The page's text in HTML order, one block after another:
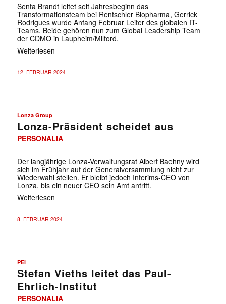
Senta Brandt leitet seit Jahresbeginn das
Transformationsteam bei Rentschler Biopharma, Gerrick
Rodrigues wurde Anfang Februar Leiter des globalen IT-
Teams. Beide gehören nun zum Global Leadership Team
der CDMO in Laupheim/Milford.
Weiterlesen
12. FEBRUAR 2024
Lonza Group
Lonza-Präsident scheidet aus
PERSONALIA
Der langjährige Lonza-Verwaltungsrat Albert Baehny wird
sich im Frühjahr auf der Generalversammlung nicht zur
Wiederwahl stellen. Er bleibt jedoch Interims-CEO von
Lonza, bis ein neuer CEO sein Amt antritt.
Weiterlesen
8. FEBRUAR 2024
PEI
Stefan Vieths leitet das Paul-
Ehrlich-Institut
PERSONALIA